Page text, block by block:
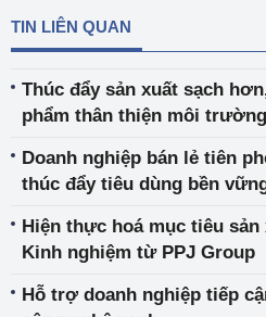
TIN LIÊN QUAN
Thúc đẩy sản xuất sạch
phẩm thân thiện môi trường
Doanh nghiệp bán lẻ tiên
thúc đẩy tiêu dùng bền
Hiện thực hoá mục tiêu sản
Kinh nghiệm từ PPJ Group
Hỗ trợ doanh nghiệp tiếp